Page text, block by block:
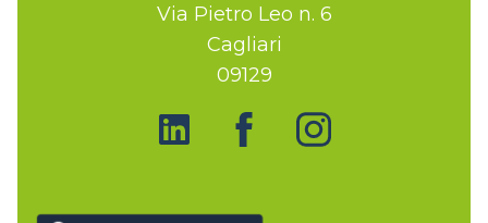
Via Pietro Leo n. 6
Cagliari
09129